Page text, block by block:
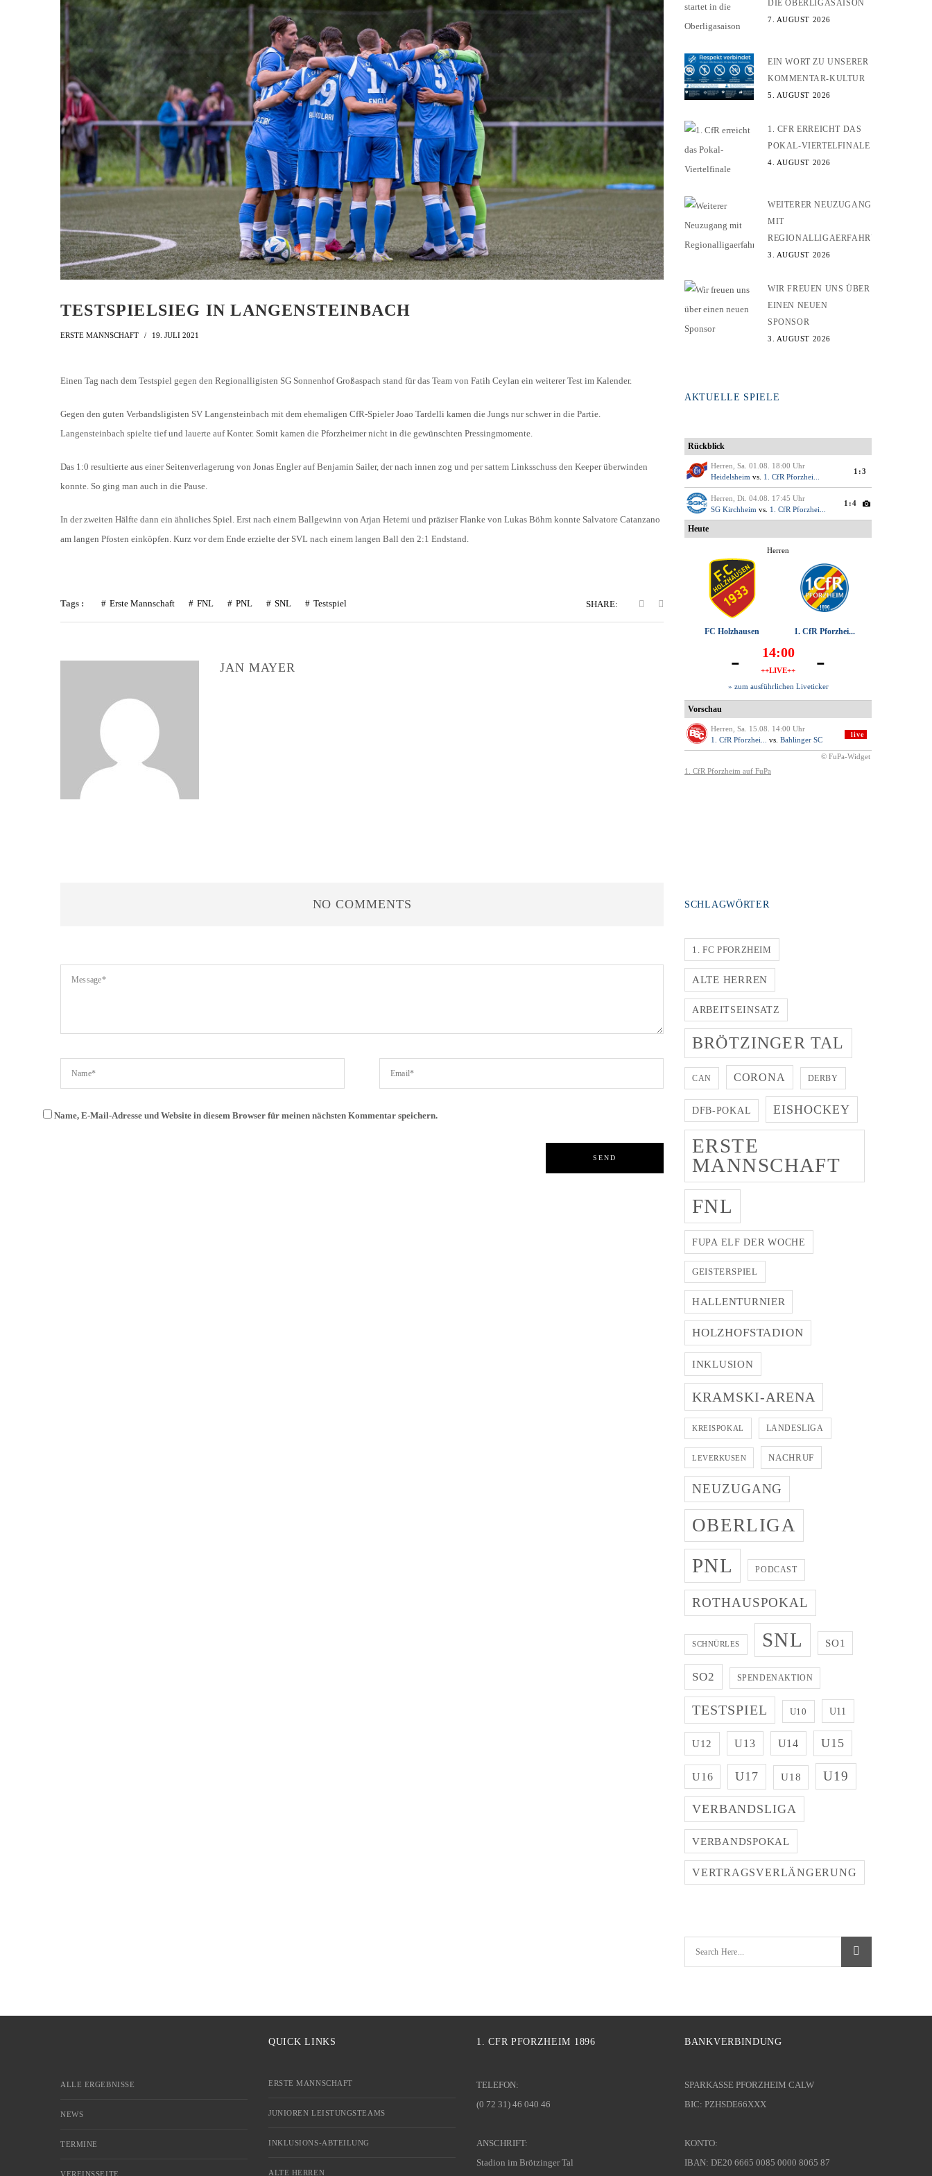
TORSCHÜTZEN
LIGA – SPIELPLAN
LIGA – TORSCHÜTZEN
LIGA – ZUSCHAUER
LIGA – FAIRNESSTABELLE
LIGA – WECHSELBÖRSE
PRESSE / MEDIEN
U9 / F1 (2012)
U8 / F2
U7 / BAMBINI
AH-TURNIER
SCHIEDSRICHTER
SCHNÜRLES
EISHOCKEY
MITGLIEDSCHAFT
HISTORIE
1. CFR PFORZHEIM 1896
SAISON 2015/2016
SAISON 2016/2017
1. FC PFORZHEIM 1896
VFR PFORZHEIM 1897
CLUBHAUS
TESTSPIELSIEG IN LANGENSTEINBACH
ERSTE MANNSCHAFT 19. JULI 2021
Einen Tag nach dem Testspiel gegen den Regionalligisten SG Sonnenhof Großaspach stand für das Team von Fatih Ceylan ein weiterer Test im Kalender.
Gegen den guten Verbandsligisten SV Langensteinbach mit dem ehemaligen CfR-Spieler Joao Tardelli kamen die Jungs nur schwer in die Partie.
Langensteinbach spielte tief und lauerte auf Konter. Somit kamen die Pforzheimer nicht in die gewünschten Pressingmomente.
Das 1:0 resultierte aus einer Seitenverlagerung von Jonas Engler auf Benjamin Sailer, der nach innen zog und per sattem Linksschuss den Keeper überwinden
konnte. So ging man auch in die Pause.
In der zweiten Hälfte dann ein ähnliches Spiel. Erst nach einem Ballgewinn von Arjan Hetemi und präziser Flanke von Lukas Böhm konnte Salvatore Catanzano
am langen Pfosten einköpfen. Kurz vor dem Ende erzielte der SVL nach einem langen Ball den 2:1 Endstand.
Tags : Erste Mannschaft FNL PNL SNL Testspiel SHARE:
JAN MAYER
NO COMMENTS
Name, E-Mail-Adresse und Website in diesem Browser für meinen nächsten Kommentar speichern.
DIE OBERLIGASAISON
7. AUGUST 2026
EIN WORT ZU UNSERER
KOMMENTAR-KULTUR
5. AUGUST 2026
1. CFR ERREICHT DAS
POKAL-VIERTELFINALE
4. AUGUST 2026
WEITERER NEUZUGANG
MIT
REGIONALLIGAERFAHRUNG
3. AUGUST 2026
WIR FREUEN UNS ÜBER
EINEN NEUEN
SPONSOR
3. AUGUST 2026
AKTUELLE SPIELE
SCHLAGWÖRTER
1. FC PFORZHEIM
ALTE HERREN
ARBEITSEINSATZ
BRÖTZINGER TAL
CAN CORONA DERBY
DFB-POKAL EISHOCKEY
ERSTE
MANNSCHAFT
FNL
FUPA ELF DER WOCHE
GEISTERSPIEL
HALLENTURNIER
HOLZHOFSTADION
INKLUSION
KRAMSKI-ARENA
KREISPOKAL LANDESLIGA
LEVERKUSEN NACHRUF
NEUZUGANG
OBERLIGA
PNL PODCAST
ROTHAUSPOKAL
SCHNÜRLES SNL SO1
SO2 SPENDENAKTION
TESTSPIEL U10 U11
U12 U13 U14 U15
U16 U17 U18 U19
VERBANDSLIGA
VERBANDSPOKAL
VERTRAGSVERLÄNGERUNG
ALLE ERGEBNISSE
NEWS
TERMINE
VEREINSSEITE
QUICK LINKS
ERSTE MANNSCHAFT
JUNIOREN LEISTUNGSTEAMS
INKLUSIONS-ABTEILUNG
ALTE HERREN
1. CFR PFORZHEIM 1896
TELEFON:
(0 72 31) 46 040 46
ANSCHRIFT:
Stadion im Brötzinger Tal
BANKVERBINDUNG
SPARKASSE PFORZHEIM CALW
BIC: PZHSDE66XXX
KONTO:
IBAN: DE20 6665 0085 0000 8065 87